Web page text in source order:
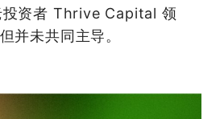
投资者 Thrive Capital 领
未共同主导。